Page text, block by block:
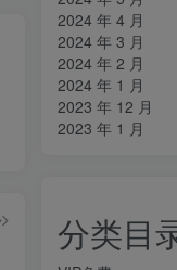
2024 年 4 月
2024 年 3 月
2024 年 2 月
2024 年 1 月
2023 年 12 月
2023 年 1 月
分类目